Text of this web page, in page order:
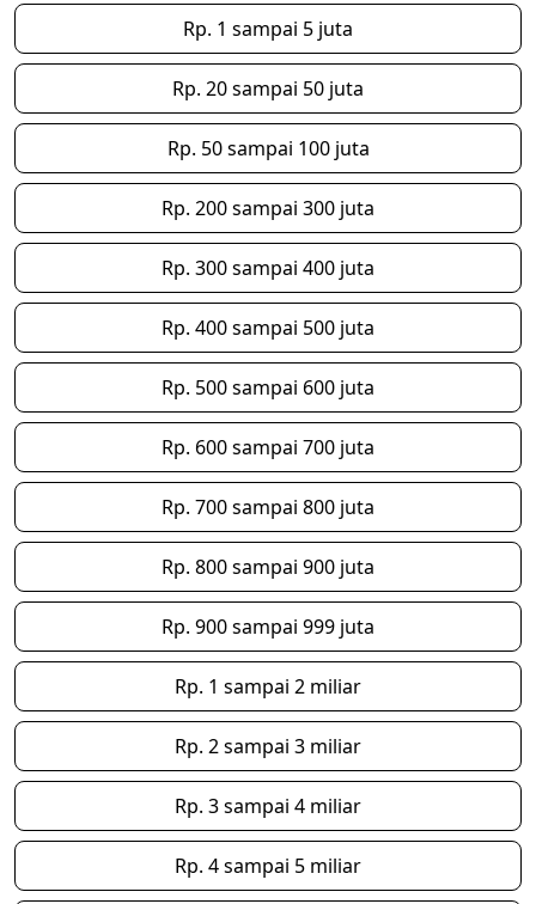
Rp. 1 sampai 5 juta
Rp. 20 sampai 50 juta
Rp. 50 sampai 100 juta
Rp. 200 sampai 300 juta
Rp. 300 sampai 400 juta
Rp. 400 sampai 500 juta
Rp. 500 sampai 600 juta
Rp. 600 sampai 700 juta
Rp. 700 sampai 800 juta
Rp. 800 sampai 900 juta
Rp. 900 sampai 999 juta
Rp. 1 sampai 2 miliar
Rp. 2 sampai 3 miliar
Rp. 3 sampai 4 miliar
Rp. 4 sampai 5 miliar